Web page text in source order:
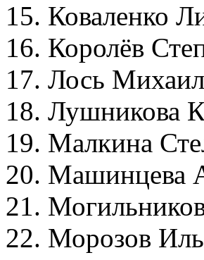
15. Коваленко
16. Королёв
17. Лось Михаил
18. Лушникова
19. Малкина
20. Машинцева
21.
22. Морозов